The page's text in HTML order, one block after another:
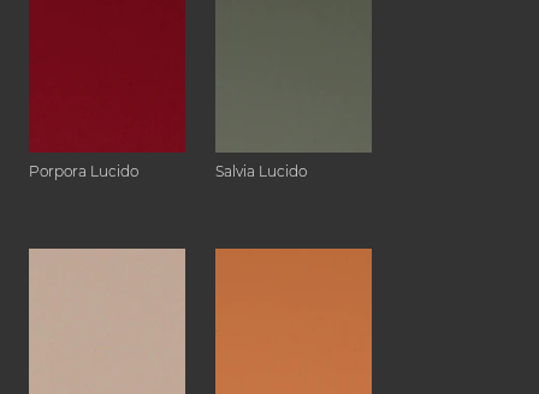
Porpora Lucido Salvia Lucido